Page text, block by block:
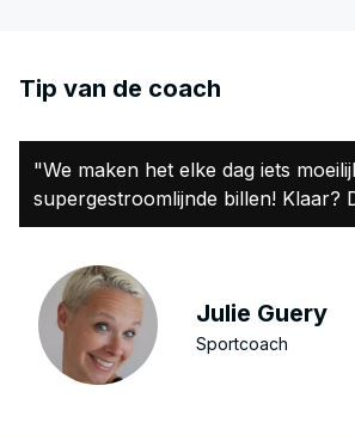
Tip van de coach
"We maken het elke dag iets
supergestroomlijnde billen! Klaar?
Julie Guery
Sportcoach